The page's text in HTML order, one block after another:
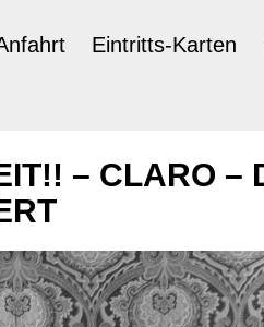
Eintritts-Karten
– CLARO –